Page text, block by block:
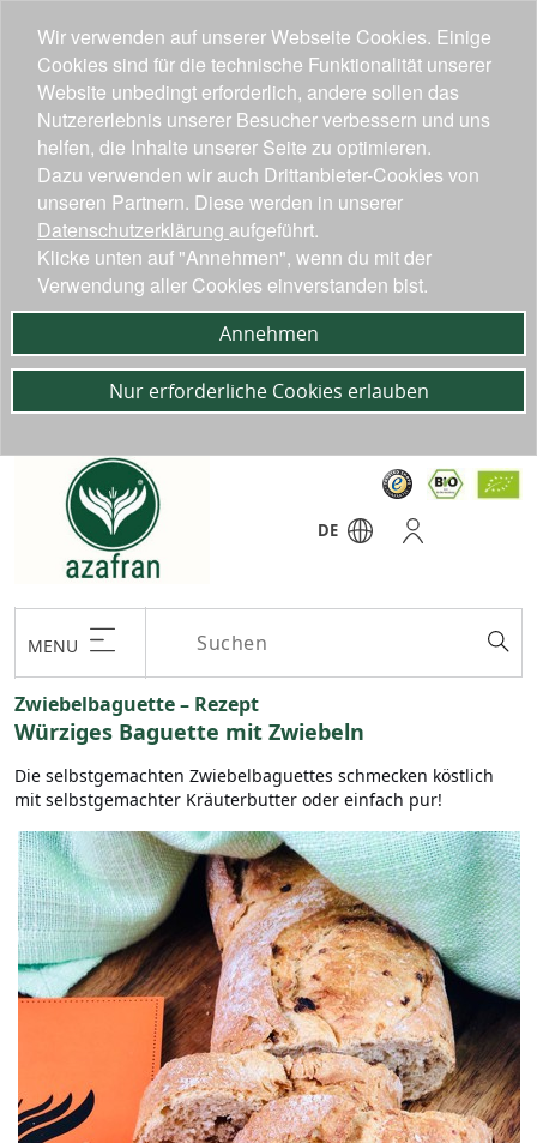
DE
MENU
Zwiebelbaguette – Rezept
Würziges Baguette mit Zwiebeln
Die selbstgemachten Zwiebelbaguettes schmecken köstlich
mit selbstgemachter Kräuterbutter oder einfach pur!
Wir verwenden auf unserer Webseite Cookies. Einige
Cookies sind für die technische Funktionalität unserer
Website unbedingt erforderlich, andere sollen das
Nutzererlebnis unserer Besucher verbessern und uns
helfen, die Inhalte unserer Seite zu optimieren.
Dazu verwenden wir auch Drittanbieter-Cookies von
unseren Partnern. Diese werden in unserer
Datenschutzerklärung aufgeführt.
Klicke unten auf "Annehmen", wenn du mit der
Verwendung aller Cookies einverstanden bist.
Annehmen
Nur erforderliche Cookies erlauben